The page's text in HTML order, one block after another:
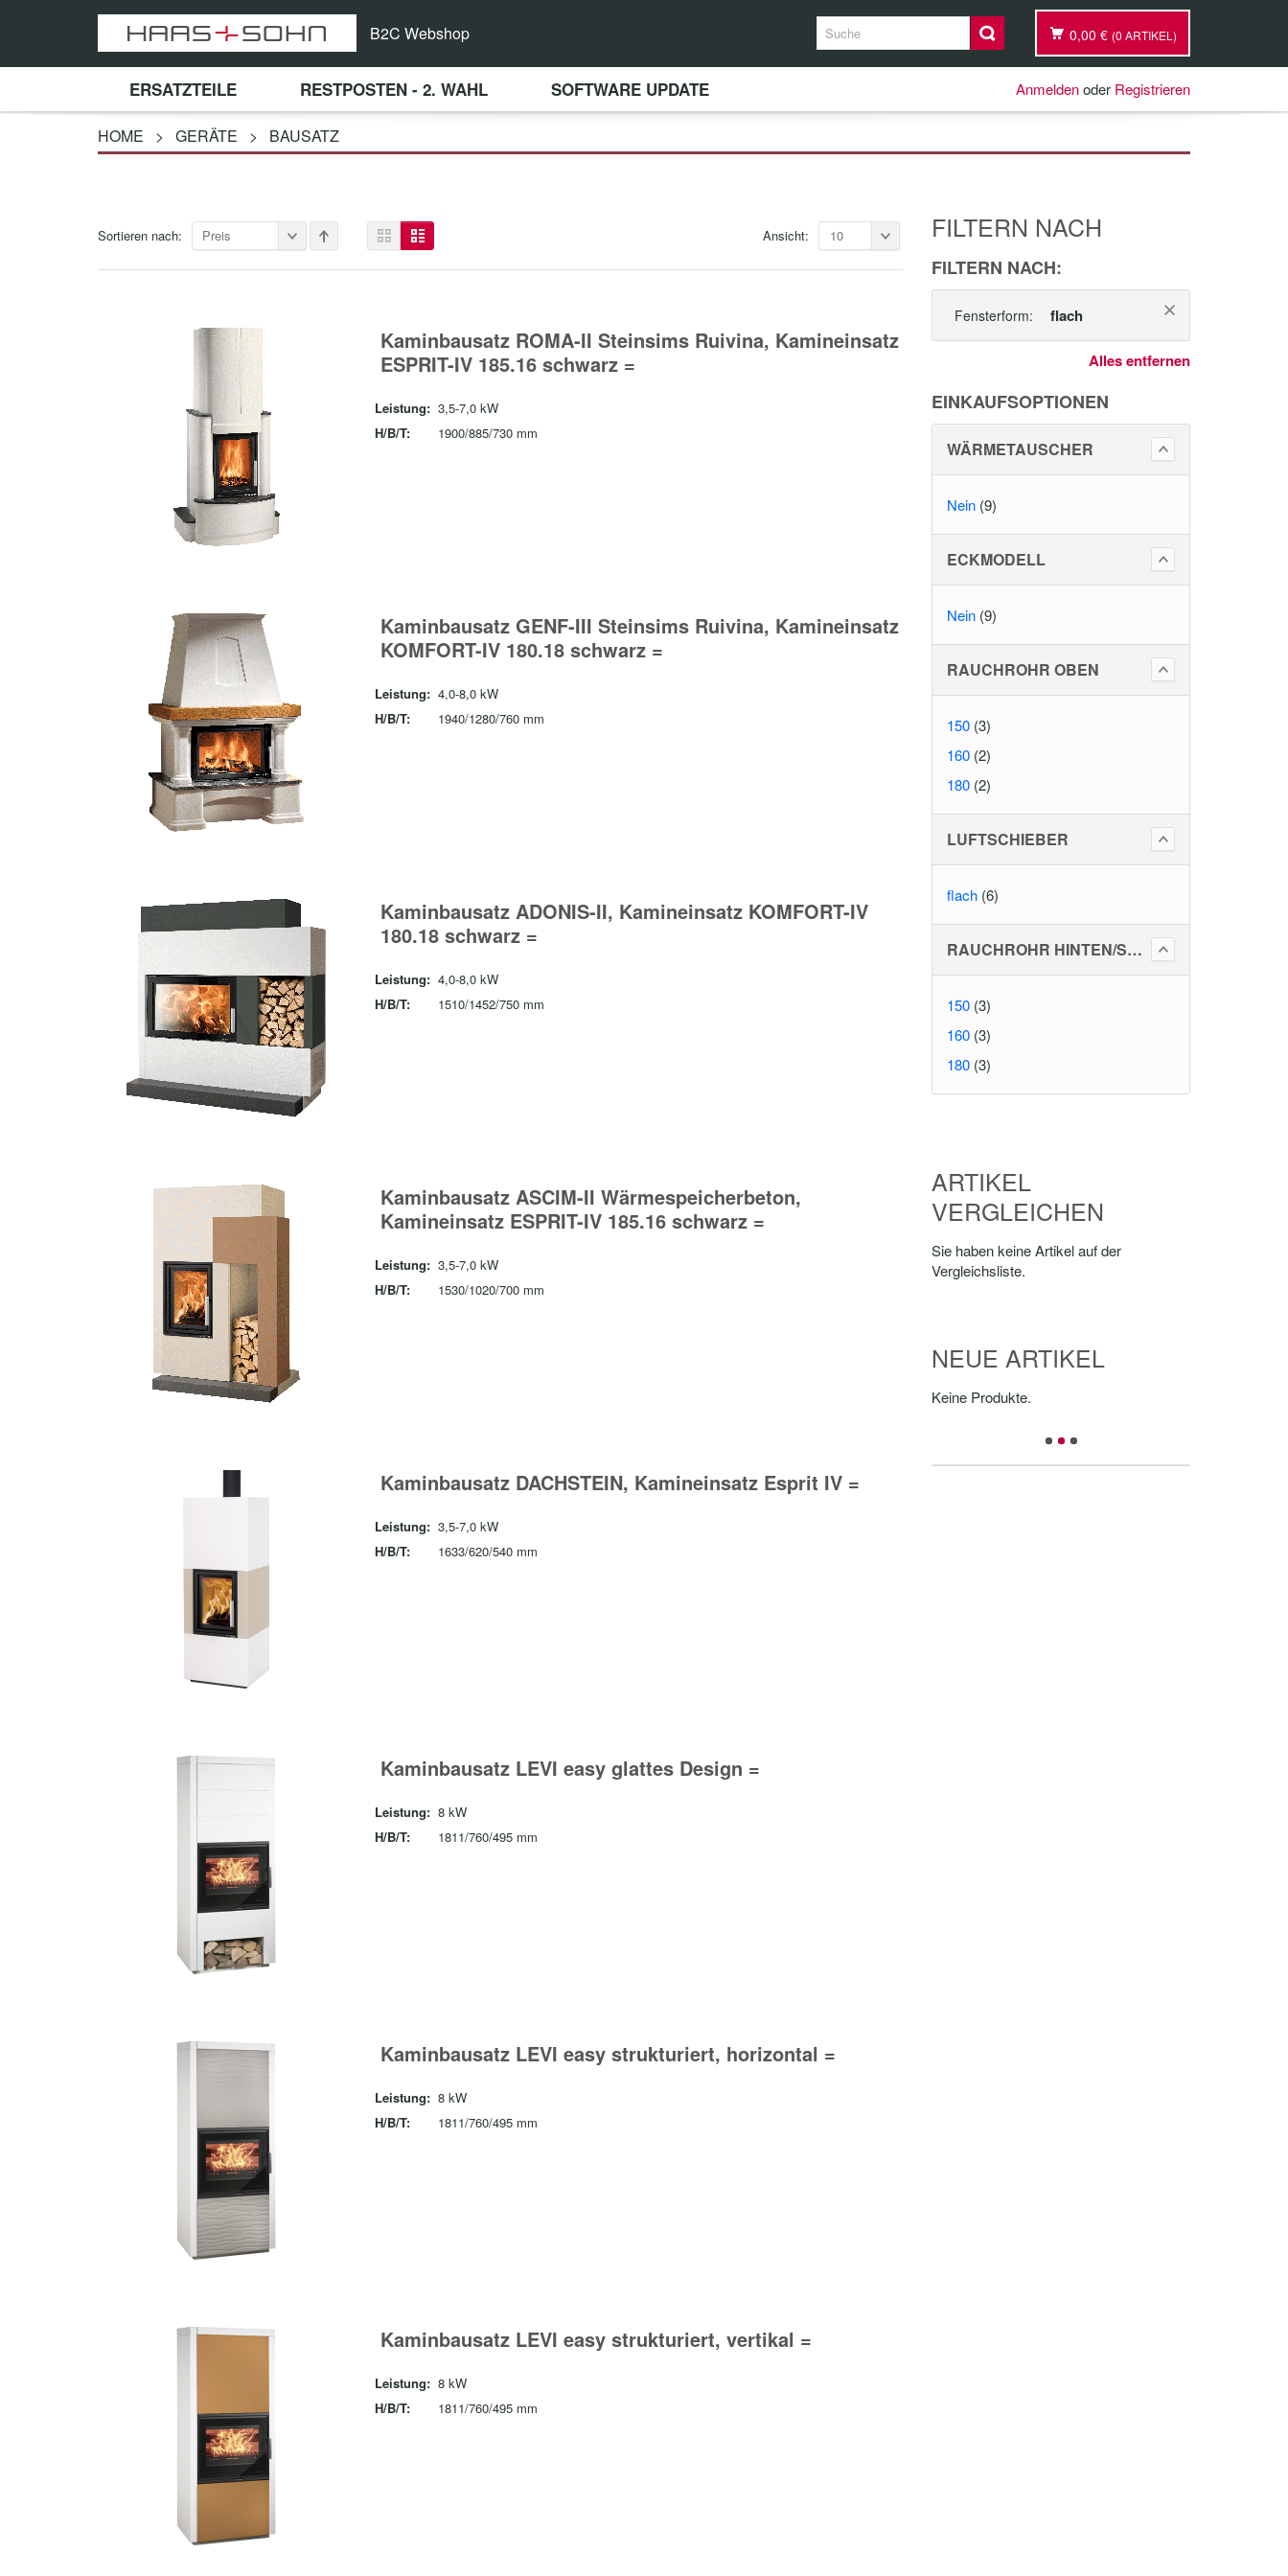
B2C Webshop 0,00 € (0 ARTIKEL)
ERSATZTEILE RESTPOSTEN - 2. WAHL SOFTWARE UPDATE Anmeldenoder Registrieren
HOME > GERÄTE > BAUSATZ
Sortieren nach: Preis Ansicht: 10
Kaminbausatz ROMA-II Steinsims Ruivina, Kamineinsatz
ESPRIT-IV 185.16 schwarz =
Leistung: 3,5-7,0 kW
H/B/T:
1900/885/730 mm
Kaminbausatz GENF-III Steinsims Ruivina, Kamineinsatz
KOMFORT-IV 180.18 schwarz =
Leistung: 4,0-8,0 kW
H/B/T:
1940/1280/760 mm
Kaminbausatz ADONIS-II, Kamineinsatz KOMFORT-IV
180.18 schwarz =
Leistung: 4,0-8,0 kW
H/B/T:
1510/1452/750 mm
Kaminbausatz ASCIM-II Wärmespeicherbeton,
Kamineinsatz ESPRIT-IV 185.16 schwarz =
Leistung: 3,5-7,0 kW
H/B/T:
1530/1020/700 mm
Kaminbausatz DACHSTEIN, Kamineinsatz Esprit IV =
Leistung: 3,5-7,0 kW
H/B/T:
1633/620/540 mm
Kaminbausatz LEVI easy glattes Design =
Leistung: 8 kW
H/B/T:
1811/760/495 mm
Kaminbausatz LEVI easy strukturiert, horizontal =
Leistung: 8 kW
H/B/T:
1811/760/495 mm
Kaminbausatz LEVI easy strukturiert, vertikal =
Leistung: 8 kW
H/B/T:
1811/760/495 mm
FILTERN NACH
FILTERN NACH:
Fensterform: flach
Alles entfernen
EINKAUFSOPTIONEN
WÄRMETAUSCHER
Nein (9)
ECKMODELL
Nein (9)
RAUCHROHR OBEN
150 (3)
160 (2)
180 (2)
LUFTSCHIEBER
flach (6)
RAUCHROHR HINTEN/SEITLICH
150 (3)
160 (3)
180 (3)
ARTIKEL
VERGLEICHEN
Sie haben keine Artikel auf der
Vergleichsliste.
NEUE ARTIKEL
Keine Produkte.